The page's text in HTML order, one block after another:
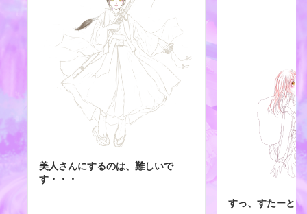
美人さんにするのは、難しいで
す・・・
すっ、すたーと！